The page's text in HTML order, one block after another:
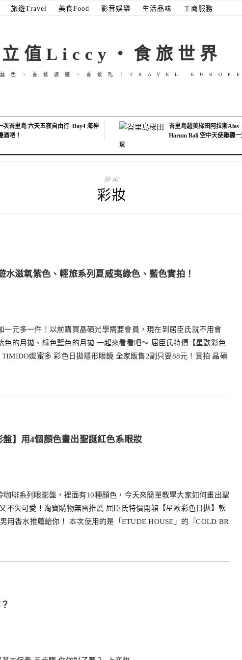
旅遊Travel 美食Food 影音娛樂 生活品味 工商服務
立值Liccy・食旅世界
藍色、喜歡旅遊、喜歡吃｜TRAVEL
次峇里島 六天五夜自由行–Day4 海神
酒吧！
峇里島超美梯田阿拉斯Alas
Harum Bali 空中天使鞦韆
玩
探索
彩妝
滋氧紫色、輕旅系列夏威夷綠色、藍色實拍！
元多一件！以前購買晶碩光學需要會員，現在到居臣氏就不用會
的月拋、綠色藍色的月拋 一起來看看吧～ 屈臣氏特價【星歐彩色
媞蜜多 彩色日拋隱形眼鏡 全家販售2副只要88元！實拍 晶碩
】用4個顏色畫出聖誕紅色系眼妝
啡系列眼影盤，裡面有10種顏色，今天來簡單教學大家如何畫出聖
不失可愛！淘寶購物無雷推薦 屈臣氏特價開箱【星歐彩色日拋】軟
用香水推薦給你！ 本次使用的是「ETUDE HOUSE」的『COLD BR